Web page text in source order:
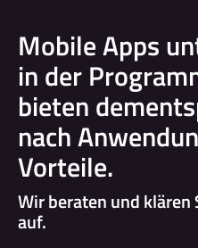
Mobile Apps
in der
bieten
nach
Vorteile.
Wir beraten und klären
auf.